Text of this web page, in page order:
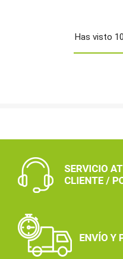
Has visto